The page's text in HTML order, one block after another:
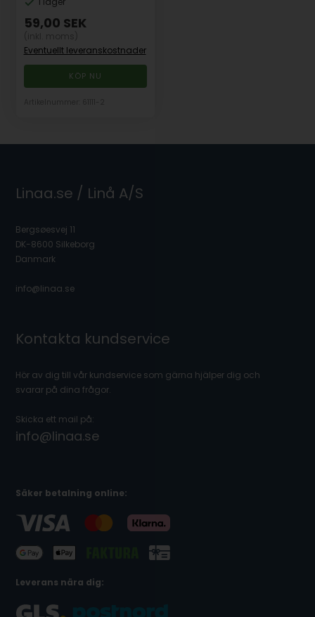
59,00 SEK
Eventuellt leveranskostnader
Linaa.se / Linå A/S
Bergsøesvej 11
DK-8600 Silkeborg
Danmark
info@linaa.se
Kontakta kundservice
Hör av dig till vår kundservice som gärna hjälper dig och
svarar på dina frågor.
Skicka ett mail på:
info@linaa.se
Säker betalning online:
Leverans nära dig: